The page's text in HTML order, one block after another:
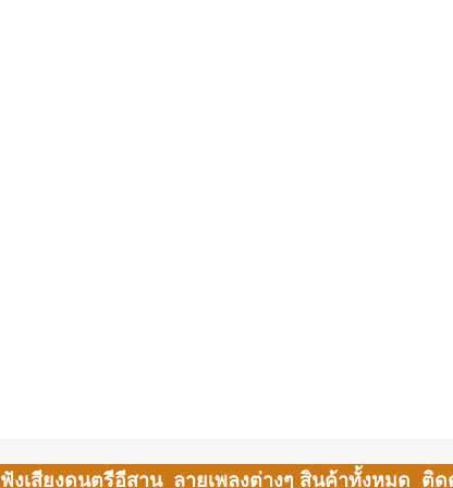
ฟังเสียงดนตรีอีสาน ลายเพลงต่างๆ สินค้าทั้งหมด ติด